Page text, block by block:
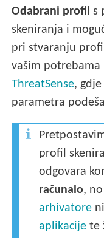
Odabrani profil s
skeniranja i
pri stvaranju
vašim
ThreatSense,
parametra
profil
odgovara
računalo,
arhivatore ni
aplikacije te